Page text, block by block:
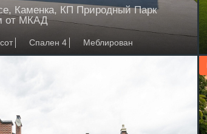
Каменка, КП Природный Парк
от МКАД
Спален 4 Меблирован